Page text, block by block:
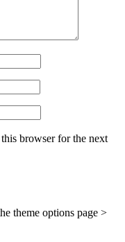
browser for the next
theme options page >